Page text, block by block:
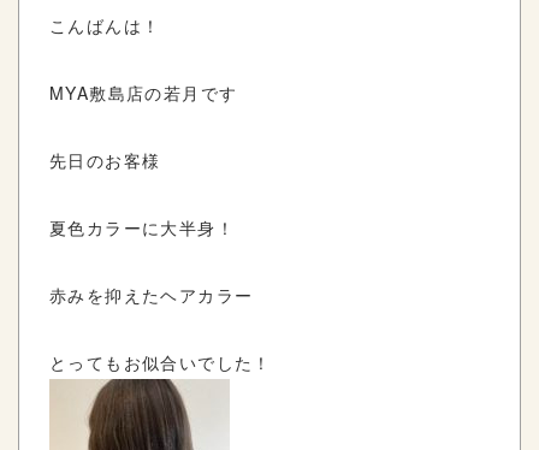
こんばんは！
MYA敷島店の若月です
先日のお客様
夏色カラーに大半身！
赤みを抑えたヘアカラー
とってもお似合いでした！